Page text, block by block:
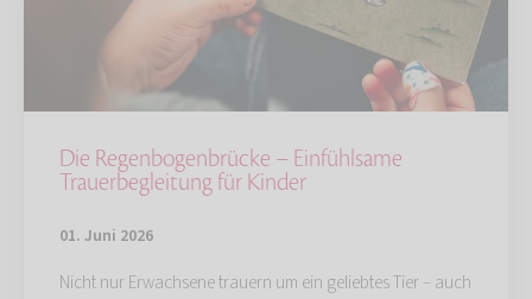
Die Regenbogenbrücke – Einfühlsame
Trauerbegleitung für Kinder
01. Juni 2026
Nicht nur Erwachsene trauern um ein geliebtes Tier – auch